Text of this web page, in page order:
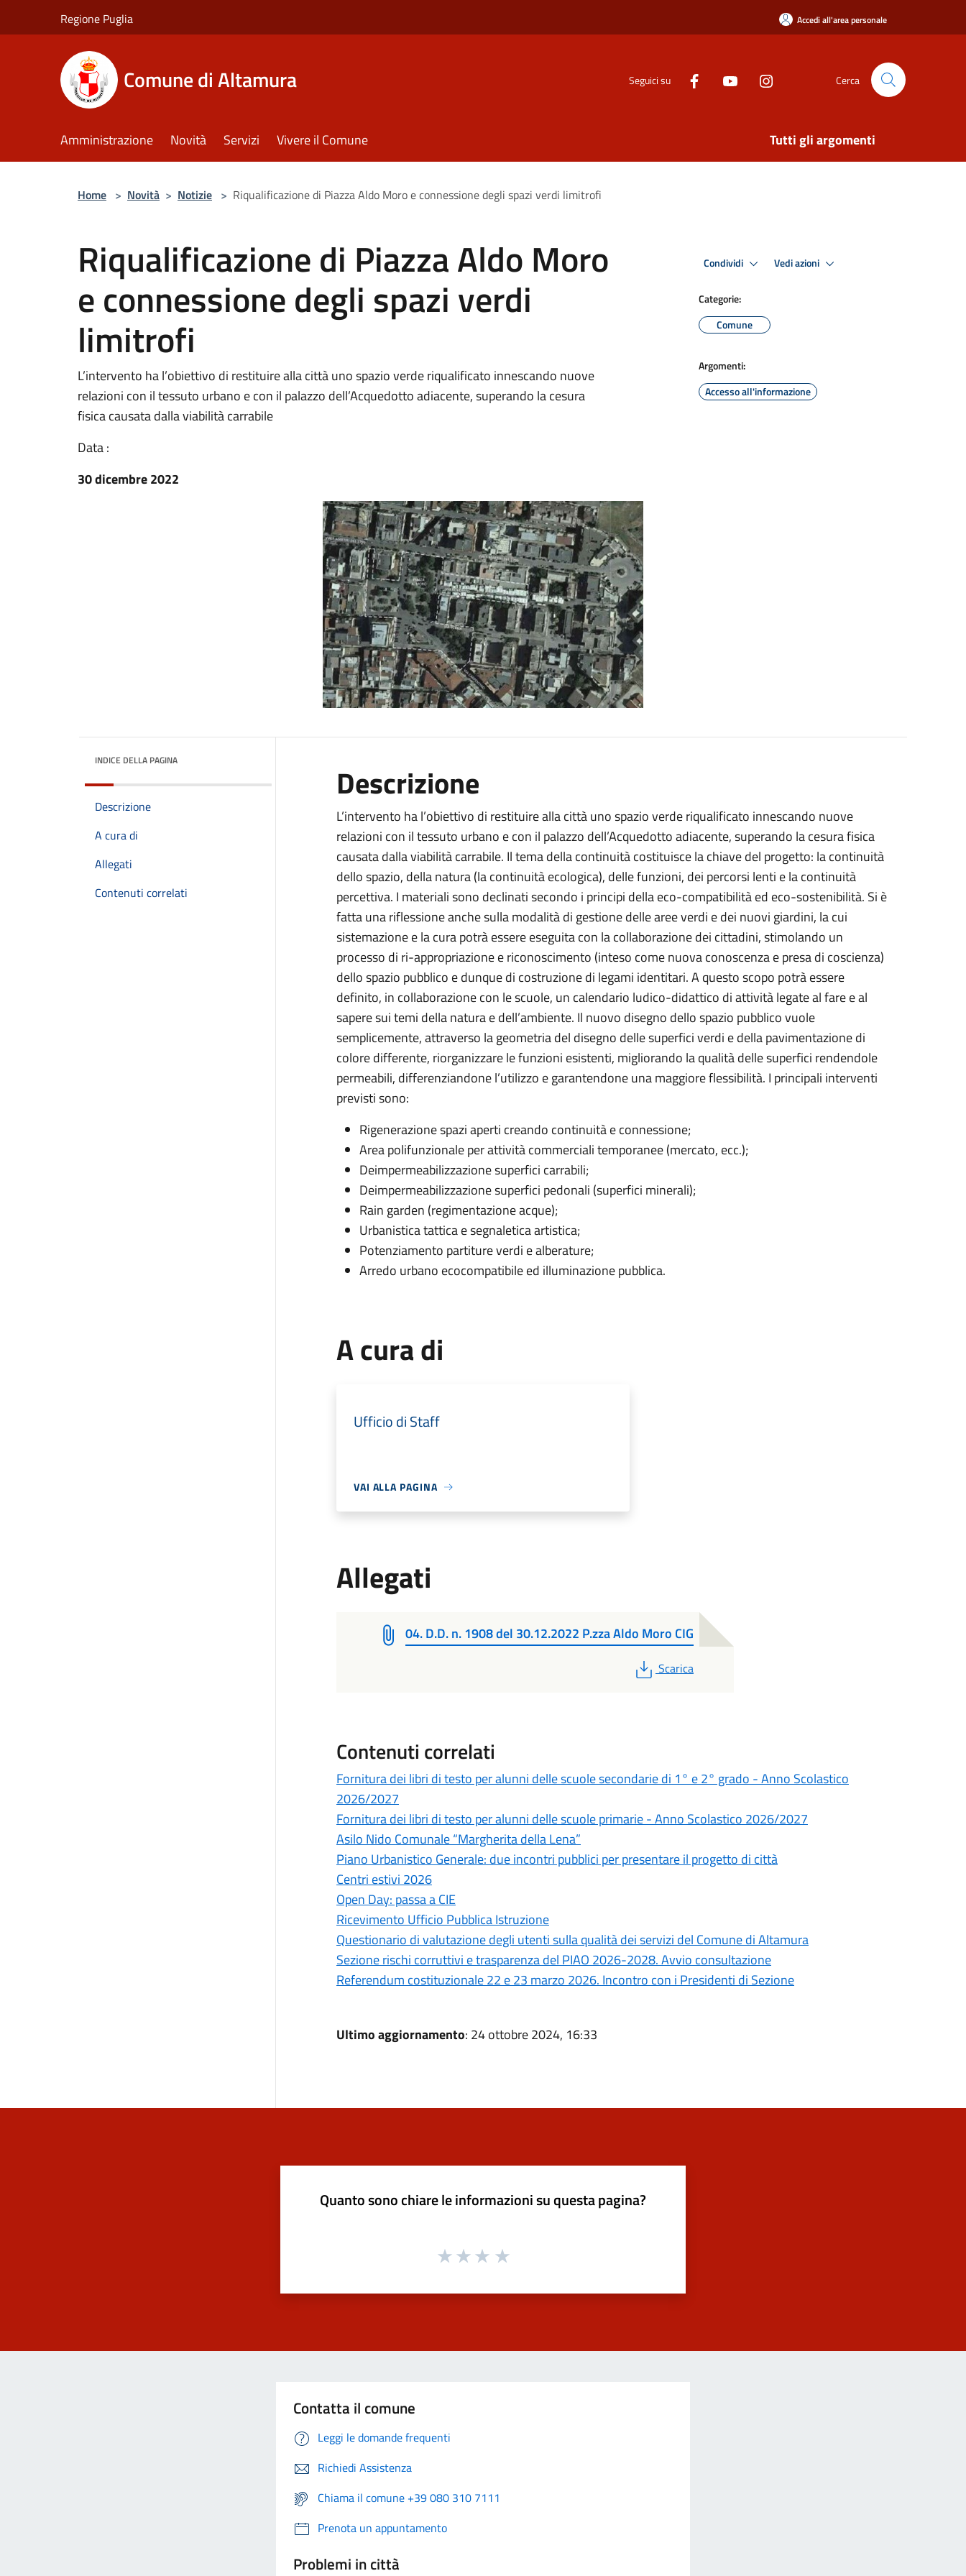
Regione Puglia Accedi all'area personale
Comune di Altamura Seguici su Cerca
Amministrazione Novità Servizi Vivere il Comune Tutti gli argomenti
Home > Novità > Notizie > Riqualificazione di Piazza Aldo Moro e connessione degli spazi verdi limitrofi
Riqualificazione di Piazza Aldo Moro
e connessione degli spazi verdi
limitrofi
L’intervento ha l’obiettivo di restituire alla città uno spazio verde riqualificato innescando nuove
relazioni con il tessuto urbano e con il palazzo dell’Acquedotto adiacente, superando la cesura
fisica causata dalla viabilità carrabile
Data :
30 dicembre 2022
Condividi Vedi azioni
Categorie:
Comune
Argomenti:
Accesso all'informazione
INDICE DELLA PAGINA
Descrizione
A cura di
Allegati
Contenuti correlati
Descrizione
L’intervento ha l’obiettivo di restituire alla città uno spazio verde riqualificato innescando nuove
relazioni con il tessuto urbano e con il palazzo dell’Acquedotto adiacente, superando la cesura fisica
causata dalla viabilità carrabile. Il tema della continuità costituisce la chiave del progetto: la continuità
dello spazio, della natura (la continuità ecologica), delle funzioni, dei percorsi lenti e la continuità
percettiva. I materiali sono declinati secondo i principi della eco-compatibilità ed eco-sostenibilità. Si è
fatta una riflessione anche sulla modalità di gestione delle aree verdi e dei nuovi giardini, la cui
sistemazione e la cura potrà essere eseguita con la collaborazione dei cittadini, stimolando un
processo di ri-appropriazione e riconoscimento (inteso come nuova conoscenza e presa di coscienza)
dello spazio pubblico e dunque di costruzione di legami identitari. A questo scopo potrà essere
definito, in collaborazione con le scuole, un calendario ludico-didattico di attività legate al fare e al
sapere sui temi della natura e dell’ambiente. Il nuovo disegno dello spazio pubblico vuole
semplicemente, attraverso la geometria del disegno delle superfici verdi e della pavimentazione di
colore differente, riorganizzare le funzioni esistenti, migliorando la qualità delle superfici rendendole
permeabili, differenziandone l’utilizzo e garantendone una maggiore flessibilità. I principali interventi
previsti sono:
Rigenerazione spazi aperti creando continuità e connessione;
Area polifunzionale per attività commerciali temporanee (mercato, ecc.);
Deimpermeabilizzazione superfici carrabili;
Deimpermeabilizzazione superfici pedonali (superfici minerali);
Rain garden (regimentazione acque);
Urbanistica tattica e segnaletica artistica;
Potenziamento partiture verdi e alberature;
Arredo urbano ecocompatibile ed illuminazione pubblica.
A cura di
Ufficio di Staff
VAI ALLA PAGINA
Allegati
04. D.D. n. 1908 del 30.12.2022 P.zza Aldo Moro CIG
PDF
Scarica
Contenuti correlati
Fornitura dei libri di testo per alunni delle scuole secondarie di 1° e 2° grado - Anno Scolastico
2026/2027
Fornitura dei libri di testo per alunni delle scuole primarie - Anno Scolastico 2026/2027
Asilo Nido Comunale “Margherita della Lena”
Piano Urbanistico Generale: due incontri pubblici per presentare il progetto di città
Centri estivi 2026
Open Day: passa a CIE
Ricevimento Ufficio Pubblica Istruzione
Questionario di valutazione degli utenti sulla qualità dei servizi del Comune di Altamura
Sezione rischi corruttivi e trasparenza del PIAO 2026-2028. Avvio consultazione
Referendum costituzionale 22 e 23 marzo 2026. Incontro con i Presidenti di Sezione
Ultimo aggiornamento: 24 ottobre 2024, 16:33
Quanto sono chiare le informazioni su questa pagina?
Contatta il comune
Leggi le domande frequenti
Richiedi Assistenza
Chiama il comune +39 080 310 7111
Prenota un appuntamento
Problemi in città